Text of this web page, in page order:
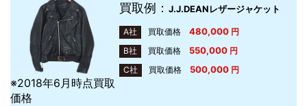
買取例： J.J.DEANレザージャケット
A社 買取価格 480,000円
B社
買取価格 550,000円
C社
買取価格 500,000円
※2018年6月時点買取
価格